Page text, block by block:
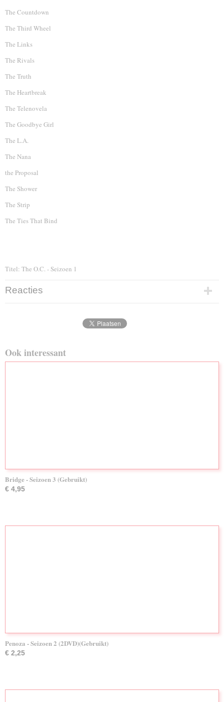
The Countdown
The Third Wheel
The Links
The Rivals
The Truth
The Heartbreak
The Telenovela
The Goodbye Girl
The L.A.
The Nana
the Proposal
The Shower
The Strip
The Ties That Bind
Titel: The O.C. - Seizoen 1
Reacties
Ook interessant
Bridge - Seizoen 3 (Gebruikt)
€ 4,95
Penoza - Seizoen 2 (2DVD)(Gebruikt)
€ 2,25